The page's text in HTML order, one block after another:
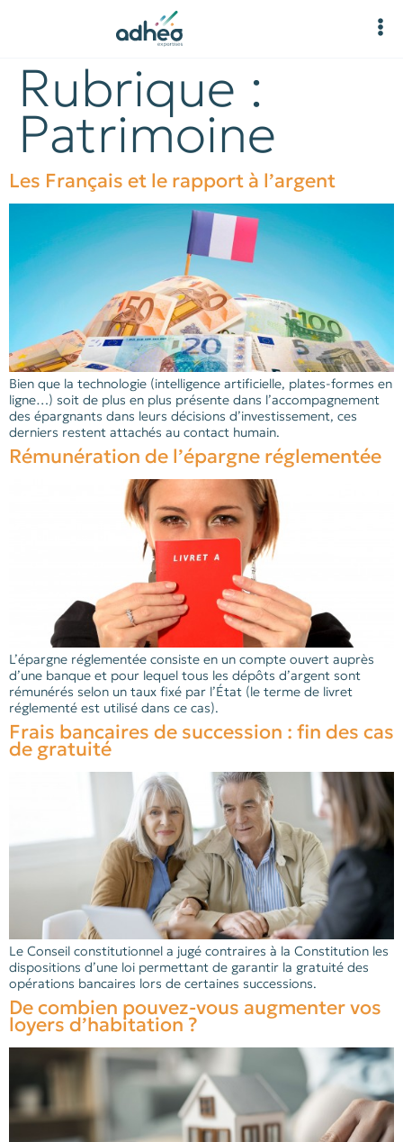
Rubrique :
Patrimoine
Les Français et le rapport à l’argent
Bien que la technologie (intelligence artificielle, plates-formes en
ligne…) soit de plus en plus présente dans l’accompagnement
des épargnants dans leurs décisions d’investissement, ces
derniers restent attachés au contact humain.
Rémunération de l’épargne réglementée
L’épargne réglementée consiste en un compte ouvert auprès
d’une banque et pour lequel tous les dépôts d’argent sont
rémunérés selon un taux fixé par l’État (le terme de livret
réglementé est utilisé dans ce cas).
Frais bancaires de succession : fin des cas
de gratuité
Le Conseil constitutionnel a jugé contraires à la Constitution les
dispositions d’une loi permettant de garantir la gratuité des
opérations bancaires lors de certaines successions.
De combien pouvez-vous augmenter vos
loyers d’habitation ?